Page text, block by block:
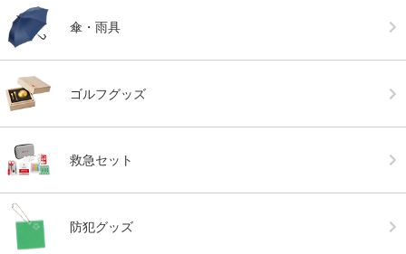
傘・雨具
ゴルフグッズ
救急セット
防犯グッズ